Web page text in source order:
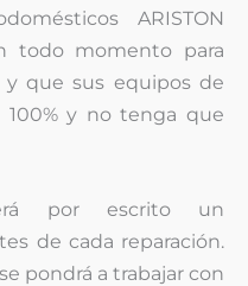
ARISTON
todo momento para
y que sus equipos de
y no tenga que
por escrito un
de cada reparación.
pondrá a trabajar con